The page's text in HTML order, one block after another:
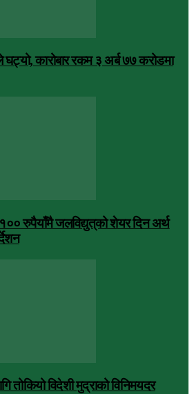
कारोबार रकम ३ अर्ब ७७ करोडमा
रुपैयाँमै जलविद्युत्‌को शेयर दिन अर्थ
तोकियो विदेशी मुद्राको विनिमयदर